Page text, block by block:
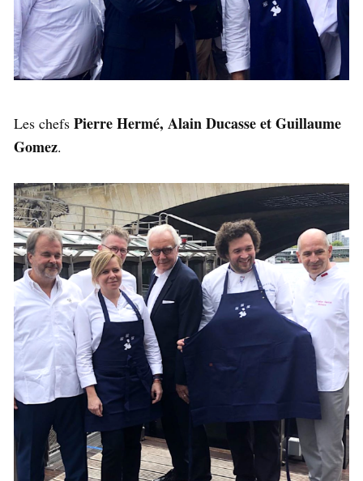
Les chefs Pierre Hermé, Alain Ducasse et Guillaume
Gomez.